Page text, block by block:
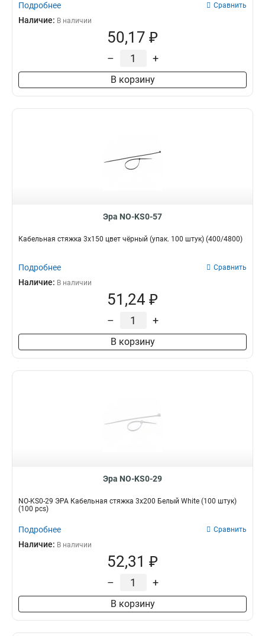
Подробнее Сравнить
Наличие: В наличии
50,17 ₽
– +
В корзину
Эра NO-KS0-57
Кабельная стяжка 3х150 цвет чёрный (упак. 100 штук) (400/4800)
Подробнее Сравнить
Наличие: В наличии
51,24 ₽
– +
В корзину
Эра NO-KS0-29
NO-KS0-29 ЭРА Кабельная стяжка 3x200 Белый White (100 штук)
(100 pcs)
Подробнее Сравнить
Наличие: В наличии
52,31 ₽
– +
В корзину